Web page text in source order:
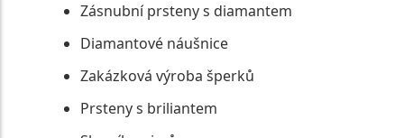
Zásnubní prsteny s diamantem
Diamantové náušnice
Zakázková výroba šperků
Prsteny s briliantem